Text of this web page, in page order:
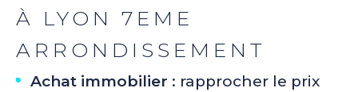
À LYON 7EME
ARRONDISSEMENT
Achat immobilier : rapprocher le prix